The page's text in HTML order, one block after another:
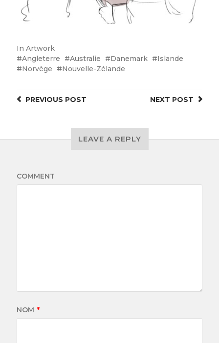
In Artwork
Angleterre
Australie Danemark
Islande
Norvège
Nouvelle-Zélande
NEXT POST
PREVIOUS POST
LEAVE A REPLY
COMMENT
NOM *